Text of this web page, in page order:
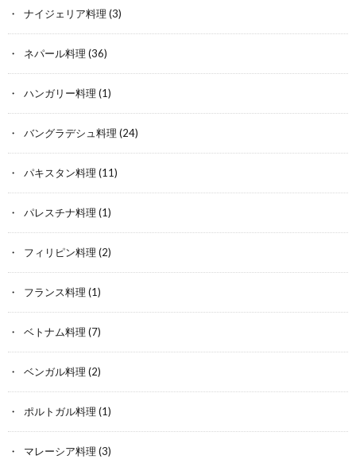
ナイジェリア料理 (3)
ネパール料理 (36)
ハンガリー料理 (1)
バングラデシュ料理 (24)
パキスタン料理 (11)
パレスチナ料理 (1)
フィリピン料理 (2)
フランス料理 (1)
ベトナム料理 (7)
ベンガル料理 (2)
ポルトガル料理 (1)
マレーシア料理 (3)